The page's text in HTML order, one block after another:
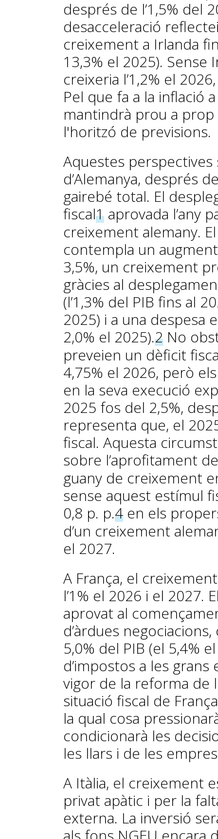
després de l’1,5% del
desacceleració
creixement a Irlanda
13,3% el 2025). Sense
creixeria l’1,2% el
Pel que fa a la inflació
mantindrà prou a
l'horitzó de previsions.
Aquestes
d’Alemanya, després
gairebé total. El
fiscal1 aprovada l’any
creixement alemany.
contempla un
3,5%, un creixement
gràcies al
(l’1,3% del PIB fins al
2025) i a una despesa
2,0% el 2025).2 No
preveien un dèficit
4,75% el 2026, però
en la seva execució
2025 fos del 2,5%,
representa que, el
fiscal. Aquesta
sobre l’aprofitament
guany de creixement
sense aquest estímul
0,8 p. p.4 en els
d’un creixement
el 2027.
A França, el
l’1% el 2026 i el 2027.
aprovat al
d’àrdues
5,0% del PIB (el 5,4%
d’impostos a les
vigor de la reforma de
situació fiscal de
la qual cosa
condicionarà les
les llars i de les
A Itàlia, el creixement
privat apàtic i per la
externa. La inversió